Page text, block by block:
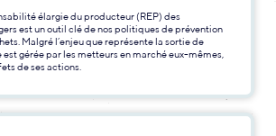
élargie du producteur (REP) des
est un outil clé de nos politiques de prévention
Malgré l’enjeu que représente la sortie de
est gérée par les metteurs en marché eux-mêmes,
de ses actions.